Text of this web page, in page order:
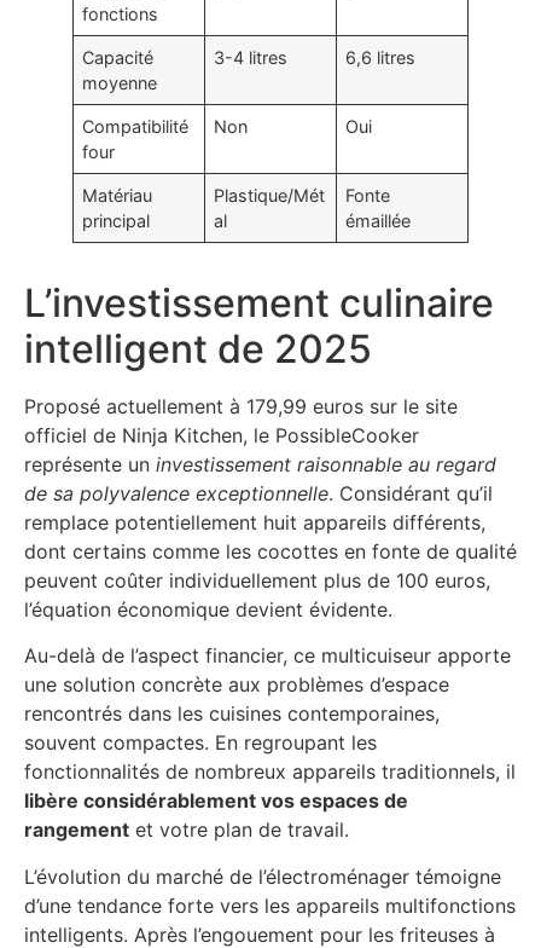
fonctions
Capacité
moyenne
3-4 litres 6,6 litres
Compatibilité
four
Non Oui
Matériau
principal
Plastique/Mét
al
Fonte
émaillée
L’investissement culinaire
intelligent de 2025
Proposé actuellement à 179,99 euros sur le site
officiel de Ninja Kitchen, le PossibleCooker
représente un investissement raisonnable au regard
de sa polyvalence exceptionnelle. Considérant qu’il
remplace potentiellement huit appareils différents,
dont certains comme les cocottes en fonte de qualité
peuvent coûter individuellement plus de 100 euros,
l’équation économique devient évidente.
Au-delà de l’aspect financier, ce multicuiseur apporte
une solution concrète aux problèmes d’espace
rencontrés dans les cuisines contemporaines,
souvent compactes. En regroupant les
fonctionnalités de nombreux appareils traditionnels, il
libère considérablement vos espaces de
rangement et votre plan de travail.
L’évolution du marché de l’électroménager témoigne
d’une tendance forte vers les appareils multifonctions
intelligents. Après l’engouement pour les friteuses à